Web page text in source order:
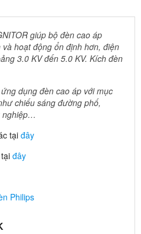
giúp bộ đèn cao áp
hoạt động ổn định hơn, điện
3.0 KV đến 5.0 KV. Kích đèn
dụng đèn cao áp với mục
chiếu sáng đường phố,
nghiệp…
tại đây
đây
Philips